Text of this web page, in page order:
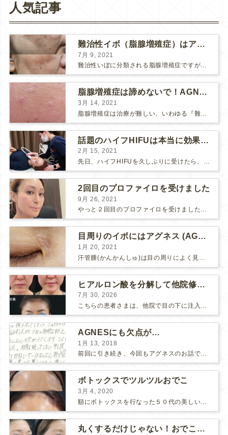
人気記事
難治性イボ（脂腺増殖症）はアグネスAGNESが効果的です！
7月 9, 2021
難治性いぼに分類される脂腺増殖症ですが、脂腺増殖症はAGNESアグネスにとても良く反応して、きれいに治すことができます。 ↑ 脂腺増殖症をアグネスAGNESで３回治療した1ヶ月後の写真です。...
脂腺増殖症は諦めないで！AGNESアグネス治療でツルツル肌に！
3月 14, 2021
話題のハイフHIFUは本当に効果があるのか？
2月 15, 2021
先日、ハイフHIFUを久しぶりに受けたら、顔の調子がとても良い感じです♪ 私はハイフHIFU後はいつも３日位、人には気付かれない程度に軽く腫れて、その後、グングンと顔が引き締まります。 ...
2回目のプロファイロを受けました
9月 26, 2021
やっと２回目のプロファイロを受けました。 ↑ 写真はプロファイロ翌日です。 この距離の写真では凹凸は映らないですし、 実物も、首がよく見ると凹凸が残っている位で、 それも３日で...
目周りのイボにはアグネス (AGNES）が効く！（ほぼ）ノーダウンタイムのイボ治療
1月 20, 2021
ヒアルロン酸を分解して他院修正（目の下のチンダル現象とその補正）
7月 30, 2026
こちらの患者さまは、他院で目の下に注入したヒアルロン酸がチンダル現象を起こしていたため、 ヒアルロン酸を分解する薬（ヒアルロニダーゼ）で分解してから 改めてヒアルロン酸を入れ直しました。 ...
AGNESにも欠点が…
1月 13, 2018
前回に引き続き、今回もアグネスのお話です。 AGNESはとっても良い治療である一方、 欠点もいくつかありますので、そちらもお話ししておきますね。 AGNESの欠点 1. ダウンタイム A...
ボトックスでツルツルおでこ
3月 4, 2020
丸くするだけじゃない！おでこのヒアルロン酸注射